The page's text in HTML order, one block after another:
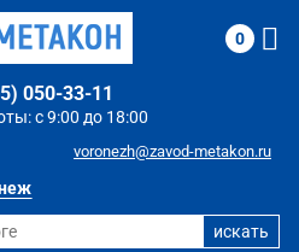
с 9:00 до 18:00
050-33-11
voronezh@zavod-metakon.ru
0